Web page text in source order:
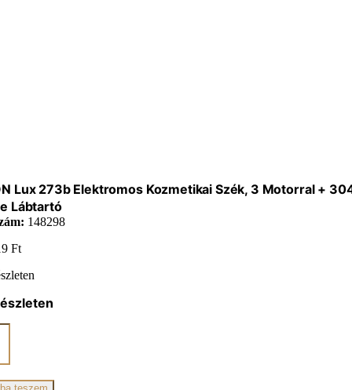
Lux 273b Elektromos Kozmetikai Szék, 3 Motorral +
Lábtartó
148298
Ft